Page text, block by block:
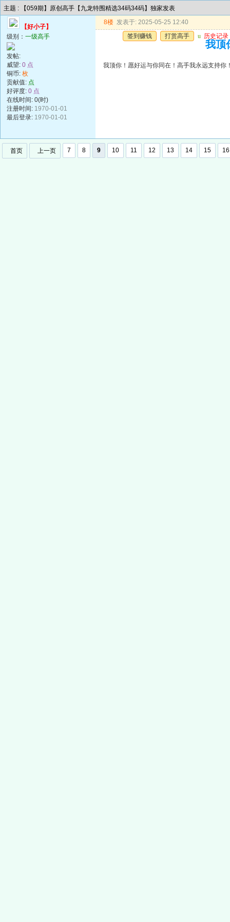
主题 : 【059期】原创高手【九龙特围精选34码34码】独家发表
【好小子】
级别： 一级高手
发帖:
威望: 0 点
铜币: 枚
贡献值: 点
好评度: 0 点
在线时间: 0(时)
注册时间: 1970-01-01
最后登录: 1970-01-01
8楼 发表于: 2025-05-25 12:40
签到赚钱
打赏高手 u 历史记录
我顶
我顶你！愿好运与你同在！高手我永远支持你
首页 上一页 7 8 9 10 11 12 13 14 15 16